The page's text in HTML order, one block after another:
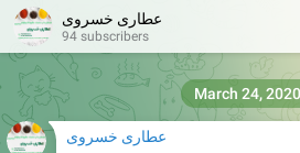
عطاری خسروی
94 subscribers
عطاری خسروی
March 24, 2020